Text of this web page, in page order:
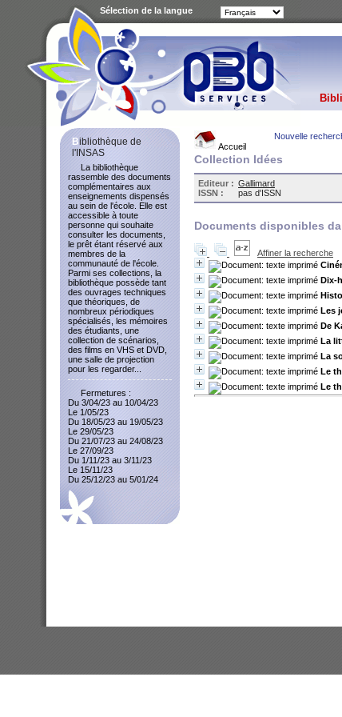
Accueil
Nouvelle
Collection Idées
Editeur : Gallimard
ISSN :
pas d'ISSN
Documents disponibles
Affiner la recherche
Dix-
Les
De
La
La
Le
Le
Bibliothèque de
l'INSAS
La bibliothèque
rassemble des documents
complémentaires aux
enseignements dispensés
au sein de l'école. Elle est
accessible à toute
personne qui souhaite
consulter les documents,
le prêt étant réservé aux
membres de la
communauté de l'école.
Parmi ses collections, la
bibliothèque possède tant
des ouvrages techniques
que théoriques, de
nombreux périodiques
spécialisés, les mémoires
des étudiants, une
collection de scénarios,
des films en VHS et DVD,
une salle de projection
pour les regarder...
Fermetures :
Du 3/04/23 au 10/04/23
Le 1/05/23
Du 18/05/23 au 19/05/23
Le 29/05/23
Du 21/07/23 au 24/08/23
Le 27/09/23
Du 1/11/23 au 3/11/23
Le 15/11/23
Du 25/12/23 au 5/01/24
Sélection de la langue